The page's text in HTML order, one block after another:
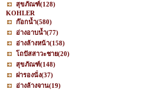
สุขภัณฑ์(128)
KOHLER
ก๊อกน้ำ(580)
อ่างอาบน้ำ(77)
อ่างล้างหน้า(158)
โถปัสสาวะชาย(20)
สุขภัณฑ์(148)
ฝารองนั่ง(37)
อ่างล้างจาน(19)